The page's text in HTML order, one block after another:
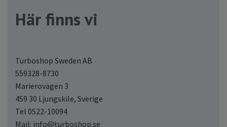
Här finns vi
Turboshop Sweden AB
559328-8730
Marierovägen 3
459 30 Ljungskile, Sverige
Tel 0522-10094
Mail: info@turboshop.se